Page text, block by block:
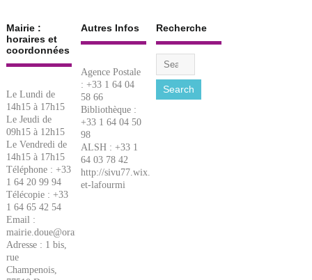
Mairie :
horaires et
coordonnées
Le Lundi de
14h15 à 17h15
Le Jeudi de
09h15 à 12h15
Le Vendredi de
14h15 à 17h15
Téléphone : +33
1 64 20 99 94
Télécopie : +33
1 64 65 42 54
Email :
mairie.doue@orange.fr
Adresse : 1 bis,
rue
Champenois,
Autres Infos
Agence Postale
: +33 1 64 04
58 66
Bibliothèque :
+33 1 64 04 50
98
ALSH : +33 1
64 03 78 42
http://sivu77.wix.com/lacigale-
et-lafourmi
Recherche